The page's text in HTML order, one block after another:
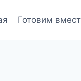
Готовим